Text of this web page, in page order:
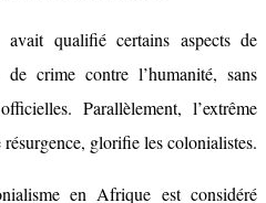
qualifié certains aspects de
crime contre l’humanité, sans
Parallèlement, l’extrême
glorifie les colonialistes.
en Afrique est considéré